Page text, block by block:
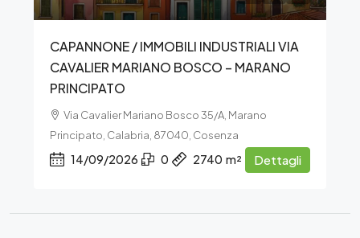
CAPANNONE / IMMOBILI INDUSTRIALI VIA
CAVALIER MARIANO BOSCO – MARANO
PRINCIPATO
Via Cavalier Mariano Bosco 35/A, Marano
Principato, Calabria, 87040, Cosenza
14/09/2026 0 2740 m² Dettagli